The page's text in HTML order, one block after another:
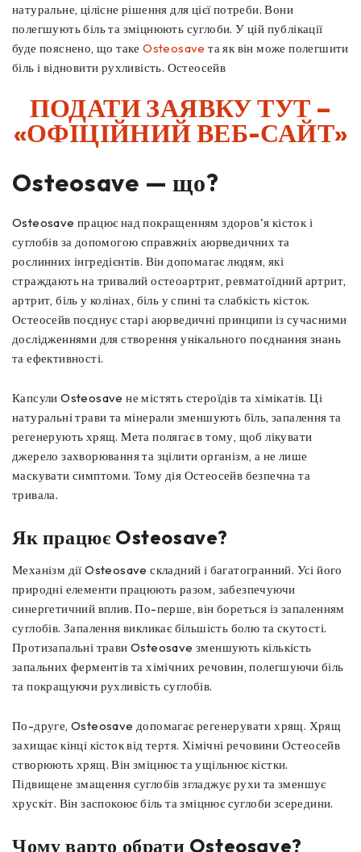
натуральне, цілісне рішення для цієї потреби. Вони
полегшують біль та зміцнюють суглоби. У цій публікації
буде пояснено, що такеOsteosave та як він може полегшити
біль і відновити рухливість. Остеосейв
ПОДАТИ ЗАЯВКУ ТУТ –
«ОФІЦІЙНИЙ ВЕБ-САЙТ»
Osteosave — що?
Osteosave працює над покращенням здоров'я кісток і
суглобів за допомогою справжніх аюрведичних та
рослинних інгредієнтів. Він допомагає людям, які
страждають на тривалий остеоартрит, ревматоїдний артрит,
артрит, біль у колінах, біль у спині та слабкість кісток.
Остеосейв поєднує старі аюрведичні принципи із сучасними
дослідженнями для створення унікального поєднання знань
та ефективності.
Капсули Osteosave не містять стероїдів та хімікатів. Ці
натуральні трави та мінерали зменшують біль, запалення та
регенерують хрящ. Мета полягає в тому, щоб лікувати
джерело захворювання та зцілити організм, а не лише
маскувати симптоми. Тому дія Остеосейв безпечна та
тривала.
Як працює Osteosave?
Механізм дії Osteosave складний і багатогранний. Усі його
природні елементи працюють разом, забезпечуючи
синергетичний вплив. По-перше, він бореться із запаленням
суглобів. Запалення викликає більшість болю та скутості.
Протизапальні трави Osteosave зменшують кількість
запальних ферментів та хімічних речовин, полегшуючи біль
та покращуючи рухливість суглобів.
По-друге, Osteosave допомагає регенерувати хрящ. Хрящ
захищає кінці кісток від тертя. Хімічні речовини Остеосейв
створюють хрящ. Він зміцнює та ущільнює кістки.
Підвищене змащення суглобів згладжує рухи та зменшує
хрускіт. Він заспокоює біль та зміцнює суглоби зсередини.
Чому варто обрати Osteosave?